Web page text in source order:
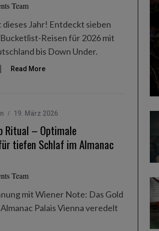
Team
Jahr! Entdeckt sieben
Reisen für 2026 mit
bis Down Under.
Read More
19. März 2026
Ritual – Optimale
tiefen Schlaf im Almanac
Team
mit Wiener Note: Das Gold
Palais Vienna veredelt